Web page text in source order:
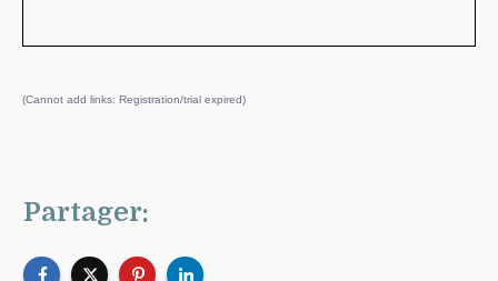
(Cannot add links: Registration/trial expired)
Partager: